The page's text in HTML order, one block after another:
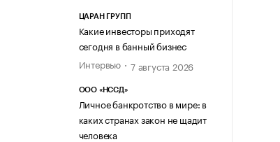
ЦАРАН ГРУПП
Какие инвесторы приходят
сегодня в банный бизнес
Интервью
7 августа 2026
ООО «НССД»
Личное банкротство в мире: в
каких странах закон не щадит
человека